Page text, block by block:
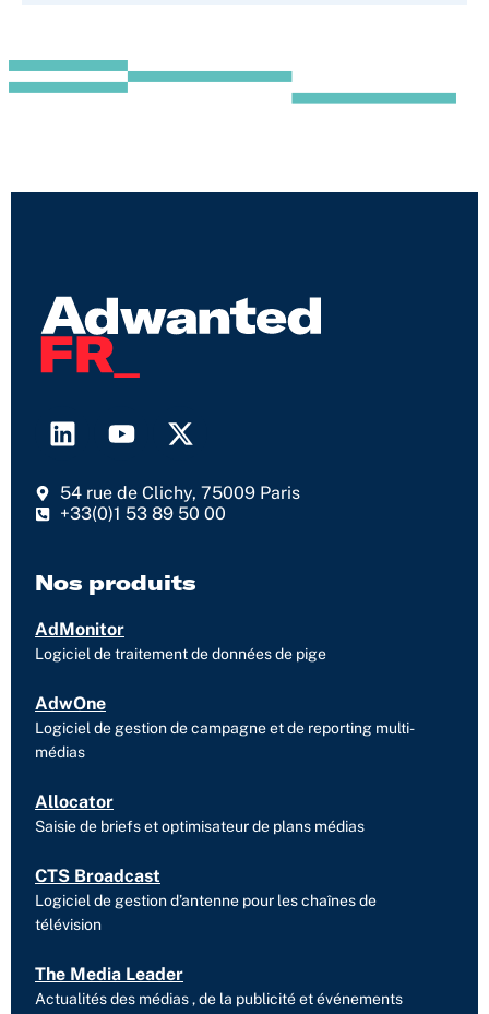
L
i
k
e
i
Y
o
t
u
e
X
-
w
i
t
54 rue de Clichy, 75009 Paris
+33(0)1 53 89 50 00
Nos produits
AdMonitor
Logiciel de traitement de données de pige
AdwOne
Logiciel de gestion de campagne et de reporting multi-
médias
Allocator
Saisie de briefs et optimisateur de plans médias
CTS Broadcast
Logiciel de gestion d’antenne pour les chaînes de
télévision
The Media Leader
Actualités des médias , de la publicité et événements